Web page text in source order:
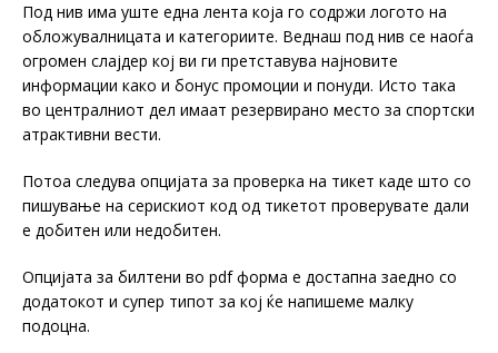
Под нив има уште една лента која го содржи логото на
обложувалницата и категориите. Веднаш под нив се наоѓа
огромен слајдер кој ви ги претставува најновите
информации како и бонус промоции и понуди. Исто така
во централниот дел имаат резервирано место за спортски
атрактивни вести.
Потоа следува опцијата за проверка на тикет каде што со
пишување на серискиот код од тикетот проверувате дали
е добитен или недобитен.
Опцијата за билтени во pdf форма е достапна заедно со
додатокот и супер типот за кој ќе напишеме малку
подоцна.